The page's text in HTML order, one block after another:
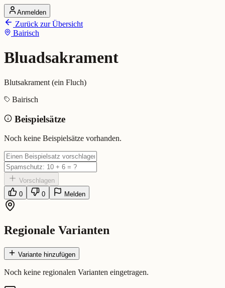
Startseite
Alle Dialekte
Dialekte vergleichen
Dialekt-Karte
Ranking
Bluadsakrament (Bairisch)
Bedeutung: Blutsakrament (ein Fluch)
Eingereicht von: Mundwerk Team
Anmelden
Zurück zur Übersicht
Bairisch
Bluadsakrament
Blutsakrament (ein Fluch)
Bairisch
Beispielsätze
Noch keine Beispielsätze vorhanden.
Vorschlagen
0
0 Melden
Regionale Varianten
Variante hinzufügen
Noch keine regionalen Varianten eingetragen.